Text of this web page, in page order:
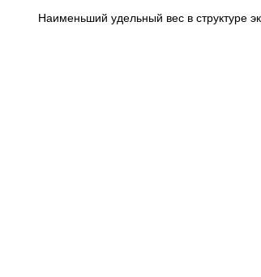
Наименьший удельный вес в структуре